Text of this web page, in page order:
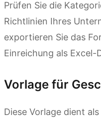
Prüfen Sie die
Richtlinien Ihres
exportieren Sie das
Einreichung als Excel-
Vorlage für
Diese Vorlage dient